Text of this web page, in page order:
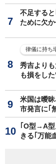
不足する
ために欠
律儀に持ち
秀吉より
も損をし
米国は曖
市発言に｢
｢O型→A
きる｢万能